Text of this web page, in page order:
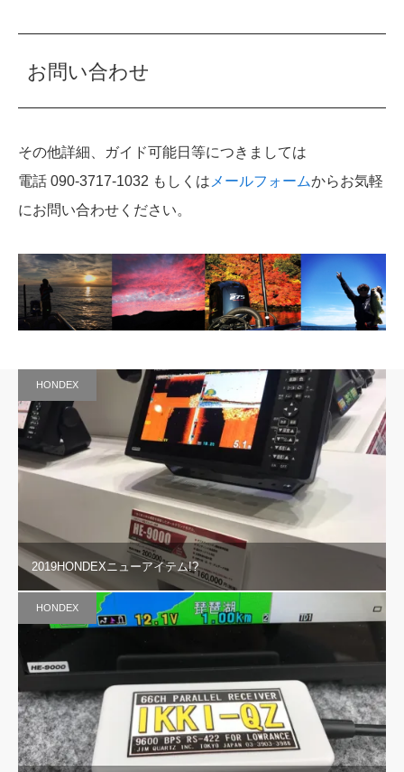
お問い合わせ
その他詳細、ガイド可能日等につきましては
電話 090-3717-1032 もしくは メールフォームからお気軽
にお問い合わせください。
HONDEX
2019HONDEXニューアイテム!?
HONDEX